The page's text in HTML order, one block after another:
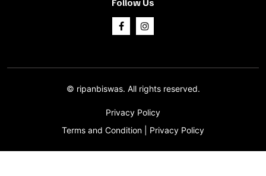
© ripanbiswas. All rights reserved.
Privacy Policy
Terms and Condition
Privacy Policy